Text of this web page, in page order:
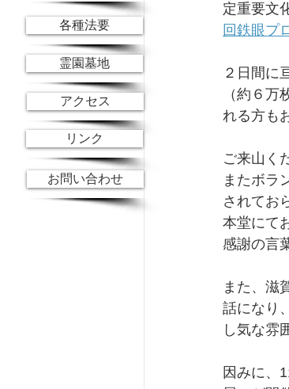
定重要文
回鉄眼プ
２日間に
（約６
れる方も
ご来山く
またボラ
されてお
本堂にて
感謝の言
また、滋
話になり
し気な雰
因みに、
各種法要
霊園墓地
お問い合わせ
アクセス
リンク